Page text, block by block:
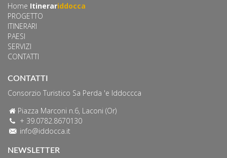
Home Itinerariddocca
PROGETTO
ITINERARI
PAESI
SERVIZI
CONTATTI
CONTATTI
Consorzio Turistico Sa Perda 'e Iddoccca
Piazza Marconi n.6, Laconi (Or)
+ 39.0782.8670130
info@iddocca.it
NEWSLETTER